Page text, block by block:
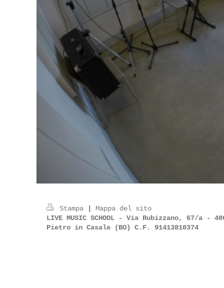
Stampa
Mappa del sito
LIVE MUSIC SCHOOL - Via Rubizzano, 67/a -
Pietro in Casale (BO) C.F. 91413810374